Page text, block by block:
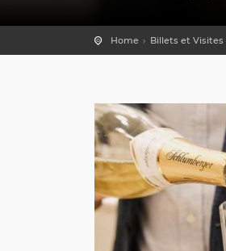
Home Billets et Visites